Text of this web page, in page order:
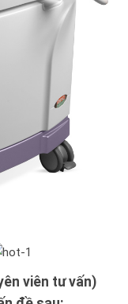
viên tư vấn)